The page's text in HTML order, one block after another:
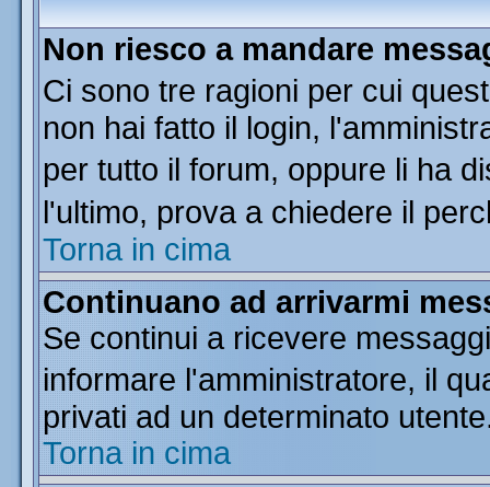
Non riesco a mandare
Ci sono tre ragioni per cui
non hai fatto il login,
per tutto il forum, oppure li ha
l'ultimo, prova a chiedere il
Torna in cima
Continuano ad arrivarmi
Se continui a ricevere
informare l'amministratore, il
privati ad un determinato
Torna in cima